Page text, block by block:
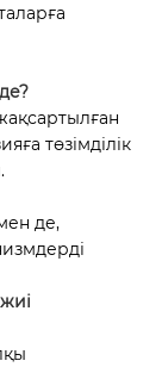
төзімділік
де,